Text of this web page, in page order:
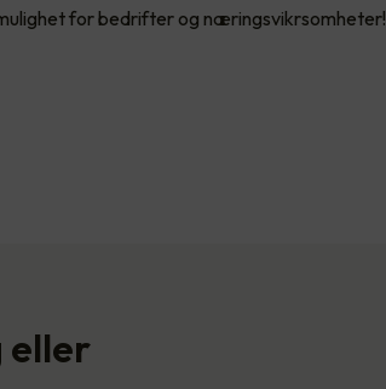
for bedrifter og næringsvikrsomheter!
eller